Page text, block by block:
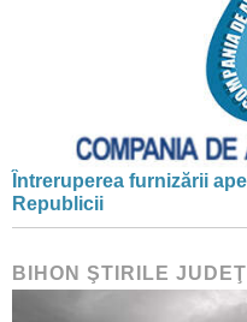
Întreruperea furnizării
Republicii
BIHON ŞTIRILE